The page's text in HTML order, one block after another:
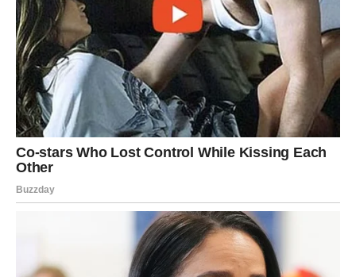
Odnos koji je iskren postaće još jači.
Ali odnos koji se zasniva na lažima ili hladnoći teško će
opstati.
Sudbina te više neće tjerati da ostaješ tamo gdje nisi
srećan.
Na finansijskom planu očekuje te postepeni napredak.
dugo priželjkuješ.
Najvažnija poruka za tebe jeste da prestaneš sumnjati u
sebe.